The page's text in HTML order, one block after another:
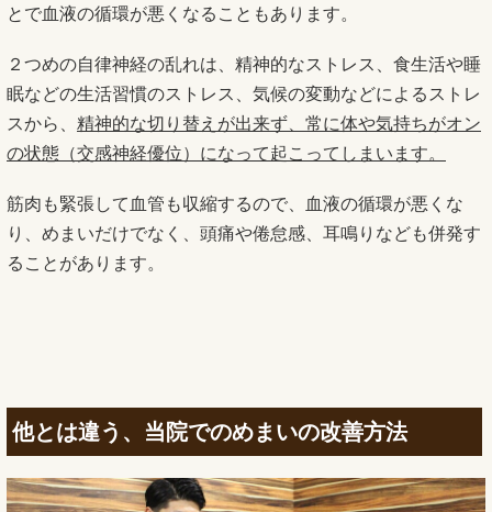
とで血液の循環が悪くなることもあります。
２つめの自律神経の乱れは、精神的なストレス、食生活や睡
眠などの生活習慣のストレス、気候の変動などによるストレ
スから、 精神的な切り替えが出来ず、常に体や気持ちがオン
の状態（交感神経優位）になって起こってしまいます。
筋肉も緊張して血管も収縮するので、血液の循環が悪くな
り、めまいだけでなく、頭痛や倦怠感、耳鳴りなども併発す
ることがあります。
他とは違う、当院でのめまいの改善方法